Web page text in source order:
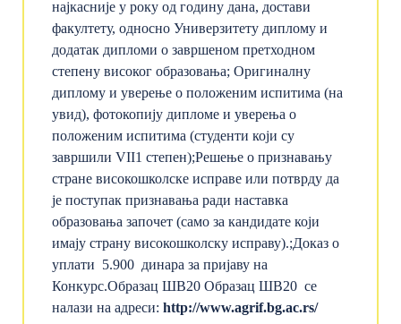
најкасније у року од годину дана, достави
факултету, односно Универзитету диплому и
додатак дипломи о завршеном претходном
степену високог образовања; Оригиналну
диплому и уверење о положеним испитима (на
увид), фотокопију дипломе и уверења о
положеним испитима (студенти који су
завршили VII1 степен);Решење о признавању
стране високошколске исправе или потврду да
је поступак признавања ради наставка
образовања започет (само за кандидате који
имају страну високошколску исправу).;Доказ о
уплати 5.900 динара за пријаву на
Конкурс.Oбразац ШВ20 Образац ШВ20 се
налази на адреси: http://www.agrif.bg.ac.rs/